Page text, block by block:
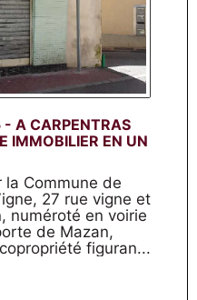
A CARPENTRAS
IMMOBILIER EN UN
la Commune de
27 rue vigne et
numéroté en voirie
de Mazan,
figuran...